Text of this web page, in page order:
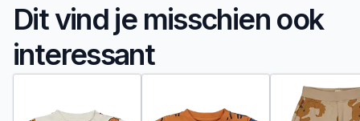
Dit vind je misschien ook
interessant